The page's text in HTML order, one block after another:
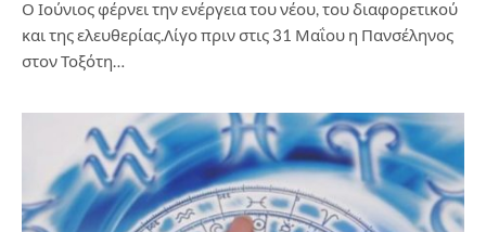
Ο Ιούνιος φέρνει την ενέργεια του νέου, του διαφορετικού
και της ελευθερίας.Λίγο πριν στις 31 Μαΐου η Πανσέληνος
στον Τοξότη…